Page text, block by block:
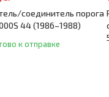
соединитель порога
44 (1986–1988)
к отправке